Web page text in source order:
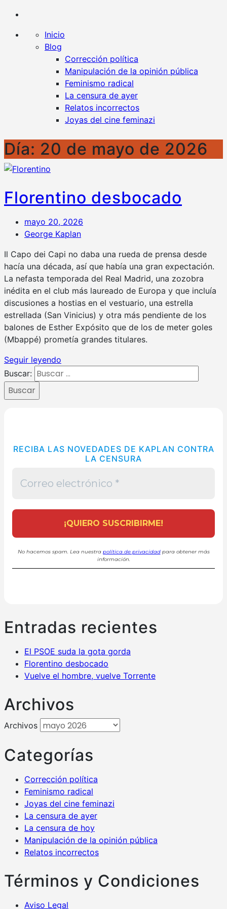
de censura
Inicio
Blog
Corrección política
Manipulación de la opinión pública
Feminismo radical
La censura de ayer
Relatos incorrectos
Joyas del cine feminazi
Día: 20 de mayo de 2026
Florentino desbocado
mayo 20, 2026
George Kaplan
Il Capo dei Capi no daba una rueda de prensa desde
hacía una década, así que había una gran expectación.
La nefasta temporada del Real Madrid, una zozobra
inédita en el club más laureado de Europa y que incluía
discusiones a hostias en el vestuario, una estrella
estrellada (San Vinicius) y otra más pendiente de los
balones de Esther Expósito que de los de meter goles
(Mbappé) prometía grandes titulares.
Seguir leyendo
Buscar:
Buscar
RECIBA LAS NOVEDADES DE KAPLAN CONTRA
LA CENSURA
No hacemos spam. Lea nuestra política de privacidadpara obtener más
información.
Entradas recientes
El PSOE suda la gota gorda
Florentino desbocado
Vuelve el hombre, vuelve Torrente
Archivos
Archivos
Categorías
Corrección política
Feminismo radical
Joyas del cine feminazi
La censura de ayer
La censura de hoy
Manipulación de la opinión pública
Relatos incorrectos
Términos y Condiciones
Aviso Legal